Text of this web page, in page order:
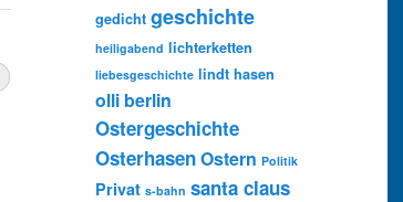
gedicht geschichte
heiligabend lichterketten
liebesgeschichte lindt hasen
olli berlin
Ostergeschichte
OsterhasenOstern Politik
Privat s-bahn santa claus